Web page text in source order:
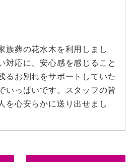
族葬の花水木を利用しまし
対応に、安心感を感じること
るお別れをサポートしていた
いっぱいです。スタッフの皆
を心安らかに送り出せまし